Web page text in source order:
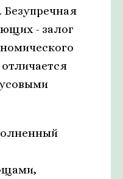
Безупречная
- залог